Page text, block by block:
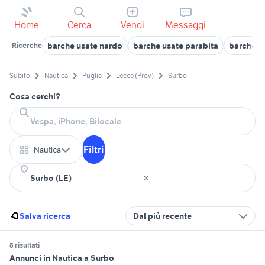
Home Cerca Vendi Messaggi
Ricerche barche usate nardo barche usate parabita barche
Subito Nautica Puglia Lecce (Prov) Surbo
Cosa cerchi?
Nautica Filtri
Salva ricerca Dal più recente
8 risultati
Annunci in Nautica a Surbo